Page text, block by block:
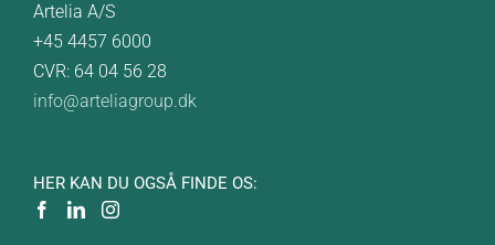
Artelia A/S
+45 4457 6000
CVR: 64 04 56 28
info@arteliagroup.dk
HER KAN DU OGSÅ FINDE OS: